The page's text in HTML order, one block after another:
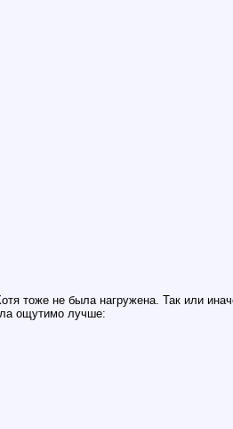
тоже не была нагружена. Так или
ощутимо лучше: